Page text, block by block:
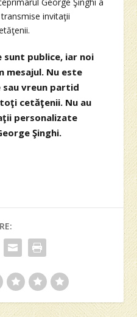
invitaţii
sunt publice, iar noi
mesajul. Nu este
vreun partid
cetăţenii. Nu au
personalizate
Şinghi.